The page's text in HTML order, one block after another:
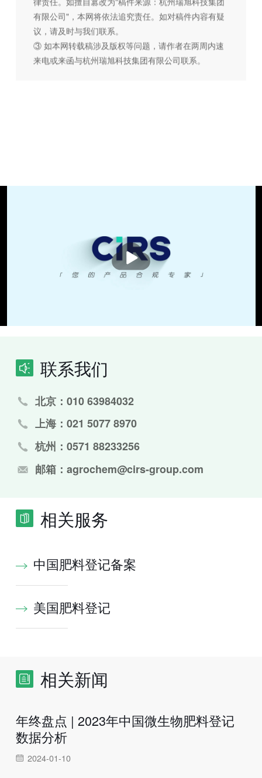
有限公司"，本网将依法追究责任。如对稿件内容有疑
议，请及时与我们联系。
③ 如本网转载稿涉及版权等问题，请作者在两周内速
来电或来函与杭州瑞旭科技集团有限公司联系。
播
放
联系我们
北京：010 63984032
上海：021 5077 8970
杭州：0571 88233256
邮箱：agrochem@cirs-group.com
相关服务
中国肥料登记备案
美国肥料登记
相关新闻
年终盘点 | 2023年中国微生物肥料登记
数据分析
2024-01-10